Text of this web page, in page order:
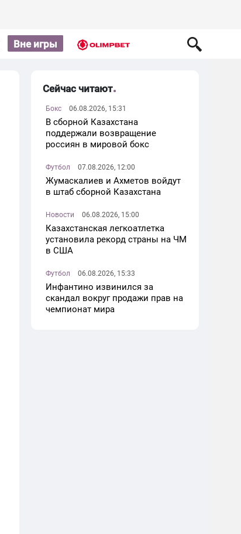
Вне игры
Сейчас читают
Бокс 06.08.2026, 15:31
В сборной Казахстана
поддержали возвращение
россиян в мировой бокс
Футбол 07.08.2026, 12:00
Жумаскалиев и Ахметов войдут
в штаб сборной Казахстана
Новости 06.08.2026, 15:00
Казахстанская легкоатлетка
установила рекорд страны на ЧМ
в США
Футбол 06.08.2026, 15:33
Инфантино извинился за
скандал вокруг продажи прав на
чемпионат мира